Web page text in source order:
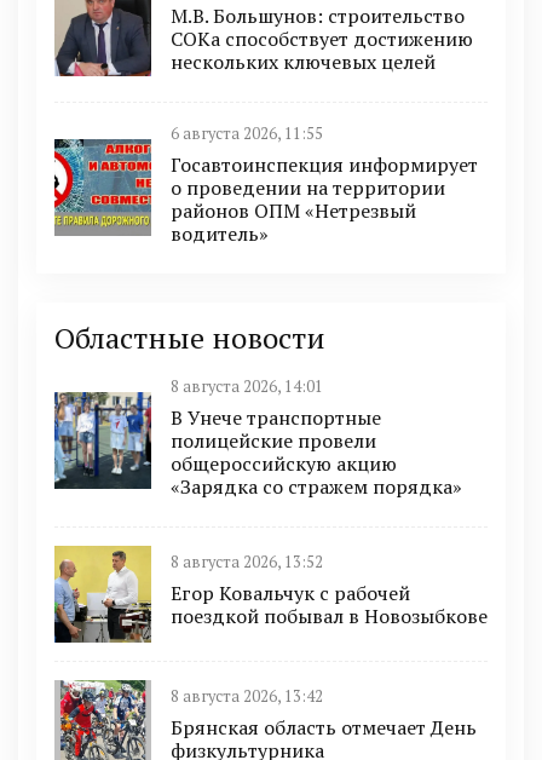
М.В. Большунов: строительство
СОКа способствует достижению
нескольких ключевых целей
6 августа 2026, 11:55
Госавтоинспекция информирует
о проведении на территории
районов ОПМ «Нетрезвый
водитель»
Областные новости
8 августа 2026, 14:01
В Унече транспортные
полицейские провели
общероссийскую акцию
«Зарядка со стражем порядка»
8 августа 2026, 13:52
Егор Ковальчук с рабочей
поездкой побывал в Новозыбкове
8 августа 2026, 13:42
Брянская область отмечает День
физкультурника